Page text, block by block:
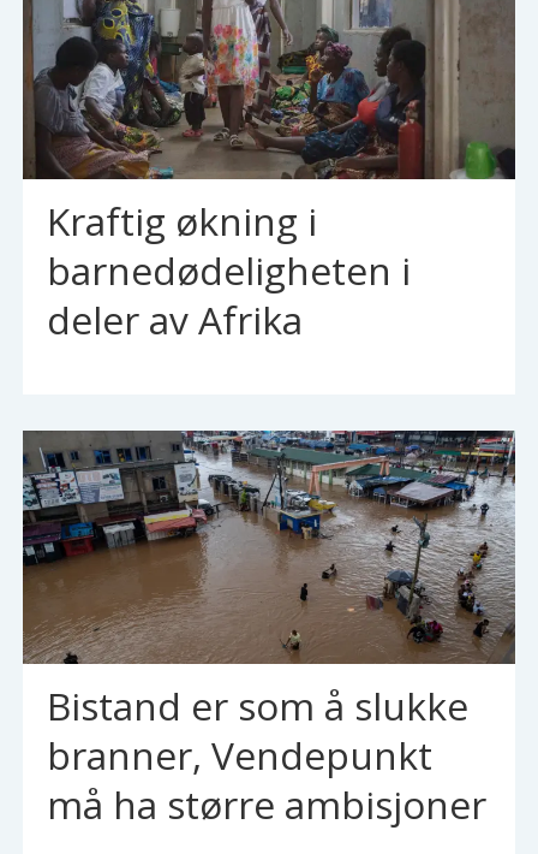
Kraftig økning i
barnedødeligheten i
deler av Afrika
Bistand er som å slukke
branner, Vendepunkt
må ha større ambisjoner